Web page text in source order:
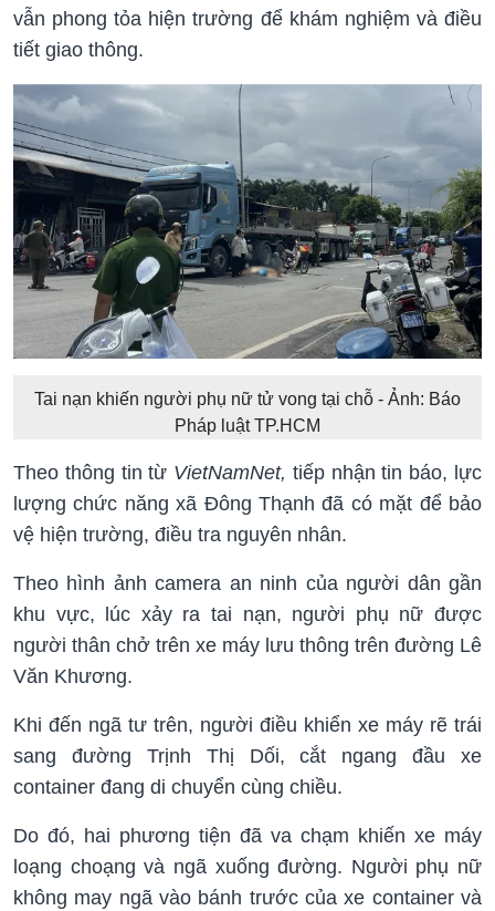
vẫn phong tỏa hiện trường để khám nghiệm và điều
tiết giao thông.
Tai nạn khiến người phụ nữ tử vong tại chỗ - Ảnh: Báo
Pháp luật TP.HCM
Theo thông tin từ VietNamNet, tiếp nhận tin báo, lực
lượng chức năng xã Đông Thạnh đã có mặt để bảo
vệ hiện trường, điều tra nguyên nhân.
Theo hình ảnh camera an ninh của người dân gần
khu vực, lúc xảy ra tai nạn, người phụ nữ được
người thân chở trên xe máy lưu thông trên đường Lê
Văn Khương.
Khi đến ngã tư trên, người điều khiển xe máy rẽ trái
sang đường Trịnh Thị Dối, cắt ngang đầu xe
container đang di chuyển cùng chiều.
Do đó, hai phương tiện đã va chạm khiến xe máy
loạng choạng và ngã xuống đường. Người phụ nữ
không may ngã vào bánh trước của xe container và